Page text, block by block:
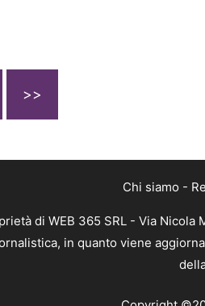
>>
Chi siamo -
di WEB 365 SRL - Via Nicola
in quanto viene